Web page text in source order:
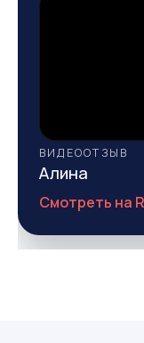
ВИДЕООТЗЫВ
Алина
Смотреть на